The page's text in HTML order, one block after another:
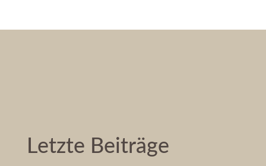
Letzte Beiträge